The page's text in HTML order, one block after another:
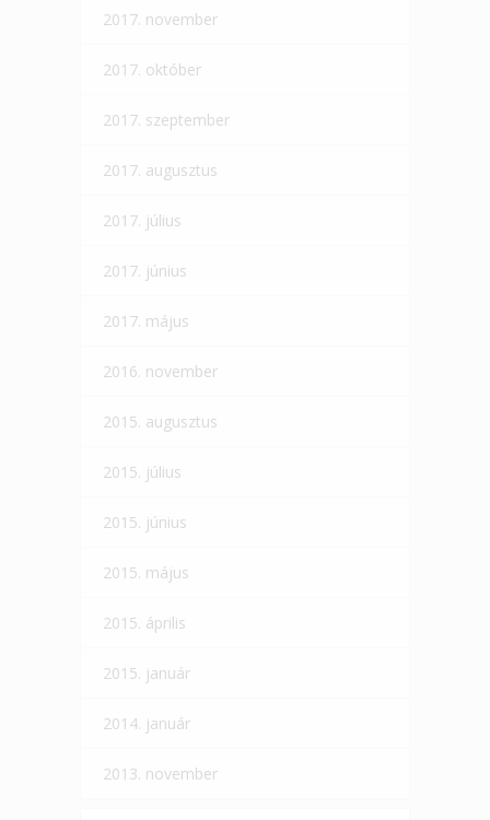
2017. november
2017. október
2017. szeptember
2017. augusztus
2017. július
2017. június
2017. május
2016. november
2015. augusztus
2015. július
2015. június
2015. május
2015. április
2015. január
2014. január
2013. november